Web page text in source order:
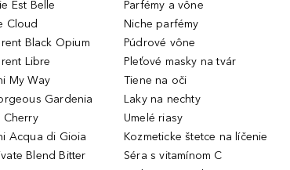
Est Belle
Cloud
Black Opium
Libre
My Way
Gardenia
Cherry
Acqua di Gioia
Blend Bitter
Parfémy a vône
Niche parfémy
Púdrové vône
Pleťové masky na tvár
Tiene na oči
Laky na nechty
Umelé riasy
Kozmeticke štetce na líčenie
Séra s vitamínom C